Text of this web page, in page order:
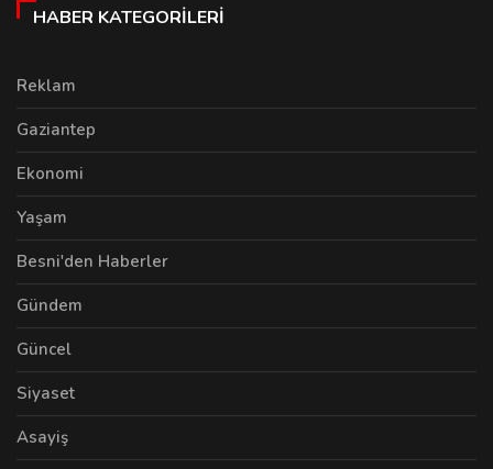
HABER KATEGORILERI
Reklam
Gaziantep
Ekonomi
Yaşam
Besni'den Haberler
Gündem
Güncel
Siyaset
Asayiş